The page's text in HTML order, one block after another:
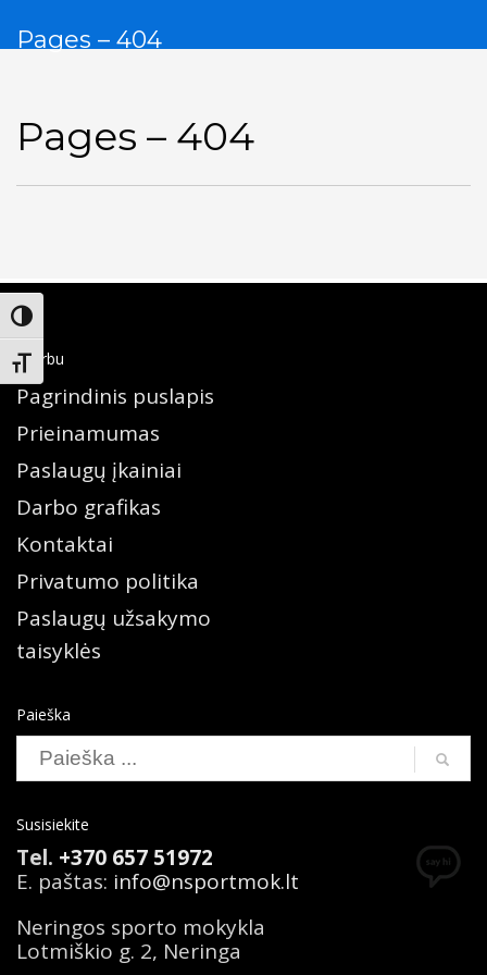
Įjungti didesnį kontrastą
Keisti teksto dydį
Pages – 404
Pages – 404
Svarbu
Pagrindinis puslapis
Prieinamumas
Paslaugų įkainiai
Darbo grafikas
Kontaktai
Privatumo politika
Paslaugų užsakymo
taisyklės
Paieška
Search
Susisiekite
Tel. +370 657 51972
E. paštas: info@nsportmok.lt
Neringos sporto mokykla
Lotmiškio g. 2, Neringa